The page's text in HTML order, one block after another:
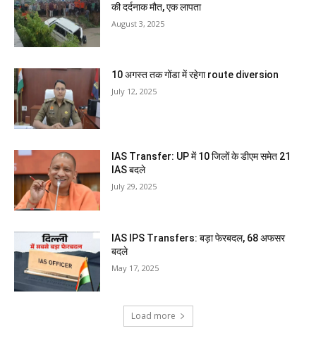
की दर्दनाक मौत, एक लापता
August 3, 2025
10 अगस्त तक गोंडा में रहेगा route diversion
July 12, 2025
IAS Transfer: UP में 10 जिलों के डीएम समेत 21
IAS बदले
July 29, 2025
IAS IPS Transfers: बड़ा फेरबदल, 68 अफसर
बदले
May 17, 2025
Load more